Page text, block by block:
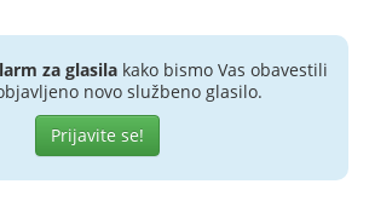
za glasilakako bismo Vas obavestili
novo službeno glasilo.
Prijavite se!